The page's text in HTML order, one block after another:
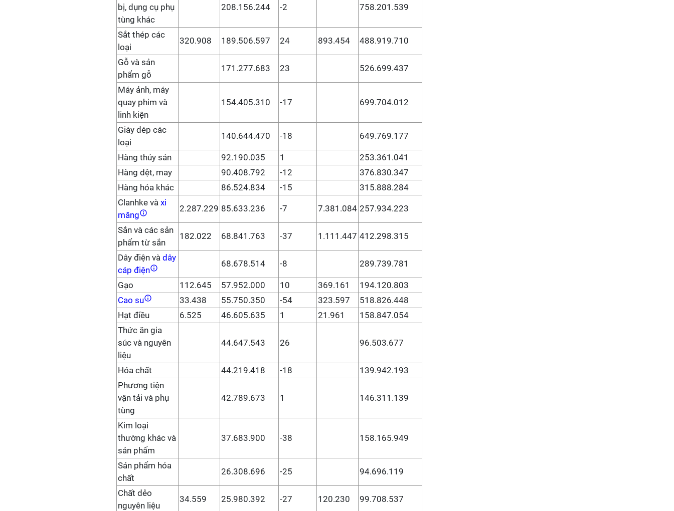
bị, dụng cụ phụ
tùng khác
208.156.244 -2 758.201.539
Sắt thép các
loại
320.908 189.506.597 24 893.454 488.919.710
Gỗ và sản
phẩm gỗ
171.277.683 23 526.699.437
Máy ảnh, máy
quay phim và
linh kiện
154.405.310 -17 699.704.012
Giày dép các
loại
140.644.470 -18 649.769.177
Hàng thủy sản 92.190.035 1
253.361.041
Hàng dệt, may
90.408.792 -12
376.830.347
Hàng hóa khác
86.524.834 -15
315.888.284
Clanhke và xi
măng
2.287.229 85.633.236 -7 7.381.084 257.934.223
Sắn và các sản
phẩm từ sắn
182.022 68.841.763 -37 1.111.447 412.298.315
Dây điện và dây
cáp điện
68.678.514 -8 289.739.781
Gạo 112.645 57.952.000 10 369.161
194.120.803
Cao su
33.438 55.750.350 -54 323.597
518.826.448
Hạt điều
6.525 46.605.635 1 21.961
158.847.054
Thức ăn gia
súc và nguyên
liệu
44.647.543 26 96.503.677
Hóa chất 44.219.418 -18
139.942.193
Phương tiện
vận tải và phụ
tùng
42.789.673 1 146.311.139
Kim loại
thường khác và
sản phẩm
37.683.900 -38 158.165.949
Sản phẩm hóa
chất
26.308.696 -25 94.696.119
Chất dẻo
nguyên liệu
34.559 25.980.392 -27 120.230 99.708.537